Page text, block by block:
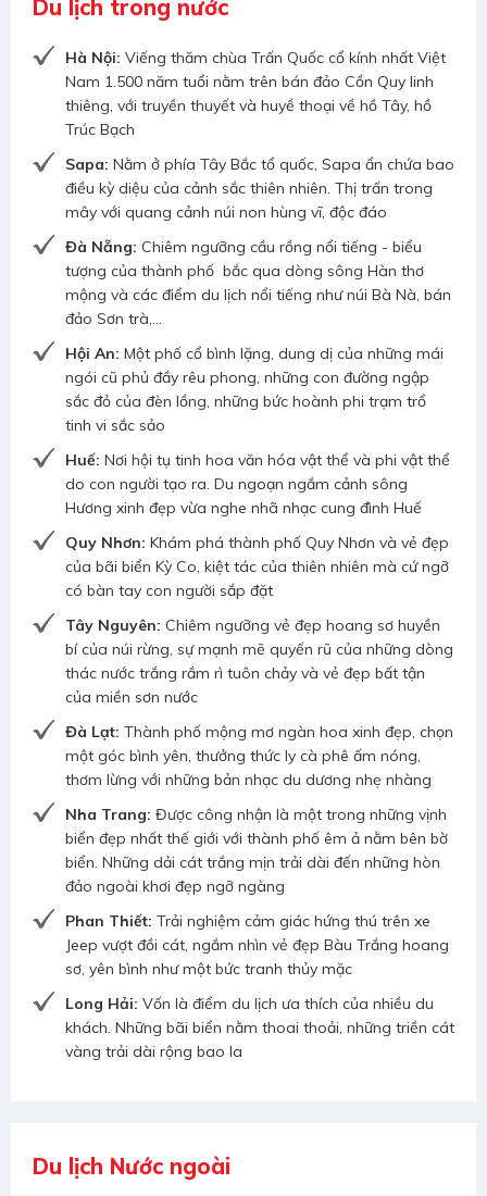
Du lịch trong nước
Hà Nội: Viếng thăm chùa Trấn Quốc cổ kính nhất Việt
Nam 1.500 năm tuổi nằm trên bán đảo Cồn Quy linh
thiêng, với truyền thuyết và huyề thoại về hồ Tây, hồ
Trúc Bạch
Sapa: Nằm ở phía Tây Bắc tổ quốc, Sapa ẩn chứa bao
điều kỳ diệu của cảnh sắc thiên nhiên. Thị trấn trong
mây với quang cảnh núi non hùng vĩ, độc đáo
Đà Nẵng: Chiêm ngưỡng cầu rồng nổi tiếng - biểu
tượng của thành phố bắc qua dòng sông Hàn thơ
mộng và các điểm du lịch nổi tiếng như núi Bà Nà, bán
đảo Sơn trà,...
Hội An: Một phố cổ bình lặng, dung dị của những mái
ngói cũ phủ đầy rêu phong, những con đường ngập
sắc đỏ của đèn lồng, những bức hoành phi trạm trổ
tinh vi sắc sảo
Huế: Nơi hội tụ tinh hoa văn hóa vật thể và phi vật thể
do con người tạo ra. Du ngoạn ngắm cảnh sông
Hương xinh đẹp vừa nghe nhã nhạc cung đình Huế
Quy Nhơn: Khám phá thành phố Quy Nhơn và vẻ đẹp
của bãi biển Kỳ Co, kiệt tác của thiên nhiên mà cứ ngỡ
có bàn tay con người sắp đặt
Tây Nguyên: Chiêm ngưỡng vẻ đẹp hoang sơ huyền
bí của núi rừng, sự mạnh mẽ quyến rũ của những dòng
thác nước trắng rầm rì tuôn chảy và vẻ đẹp bất tận
của miền sơn nước
Đà Lạt: Thành phố mộng mơ ngàn hoa xinh đẹp, chọn
một góc bình yên, thưởng thức ly cà phê ấm nóng,
thơm lừng với những bản nhạc du dương nhẹ nhàng
Nha Trang: Được công nhận là một trong những vịnh
biển đẹp nhất thế giới với thành phố êm ả nằm bên bờ
biển. Những dải cát trắng mịn trải dài đến những hòn
đảo ngoài khơi đẹp ngỡ ngàng
Phan Thiết: Trải nghiệm cảm giác hứng thú trên xe
Jeep vượt đồi cát, ngắm nhìn vẻ đẹp Bàu Trắng hoang
sơ, yên bình như một bức tranh thủy mặc
Long Hải: Vốn là điểm du lịch ưa thích của nhiều du
khách. Những bãi biển nằm thoai thoải, những triền cát
vàng trải dài rộng bao la
Du lịch Nước ngoài